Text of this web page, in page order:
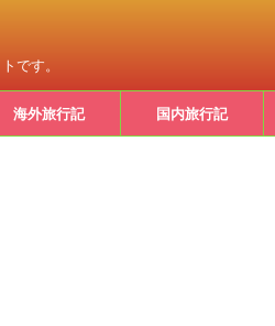
です。
海外旅行記 国内旅行記